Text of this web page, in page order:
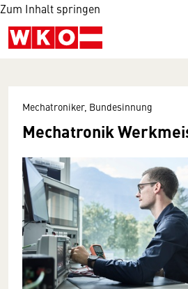
Zum Inhalt springen
Mechatroniker, Bundesinnung
Mechatronik